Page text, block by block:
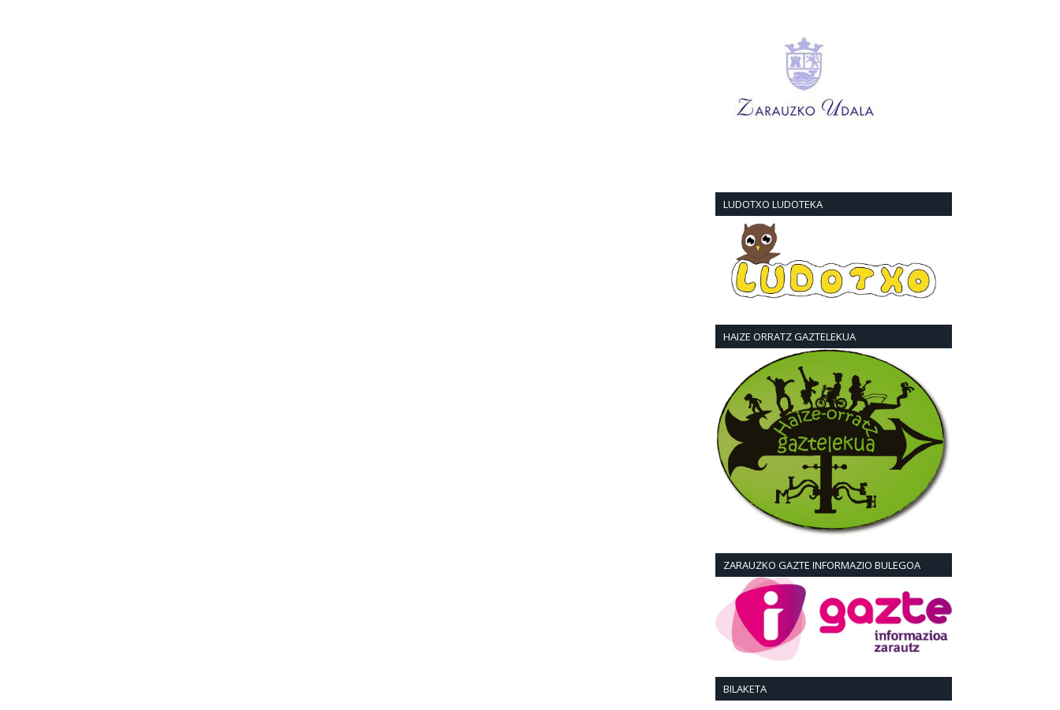
LUDOTXO LUDOTEKA
HAIZE ORRATZ GAZTELEKUA
ZARAUZKO GAZTE INFORMAZIO BULEGOA
BILAKETA